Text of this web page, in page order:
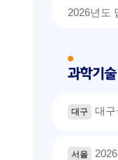
2026년도
대구 대구
서울